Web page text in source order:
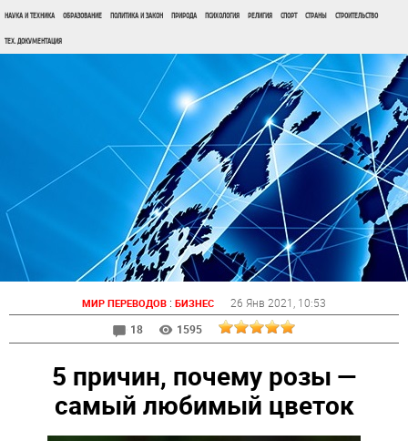
НАУКА И ТЕХНИКА ОБРАЗОВАНИЕ ПОЛИТИКА И ЗАКОН ПРИРОДА ПСИХОЛОГИЯ РЕЛИГИЯ СПОРТ СТРАНЫ СТРОИТЕЛЬСТВО
ТЕХ. ДОКУМЕНТАЦИЯ
МИР ПЕРЕВОДОВ : БИЗНЕС 26 Янв 2021 , 10:53
18
1595
5 причин, почему розы —
самый любимый цветок